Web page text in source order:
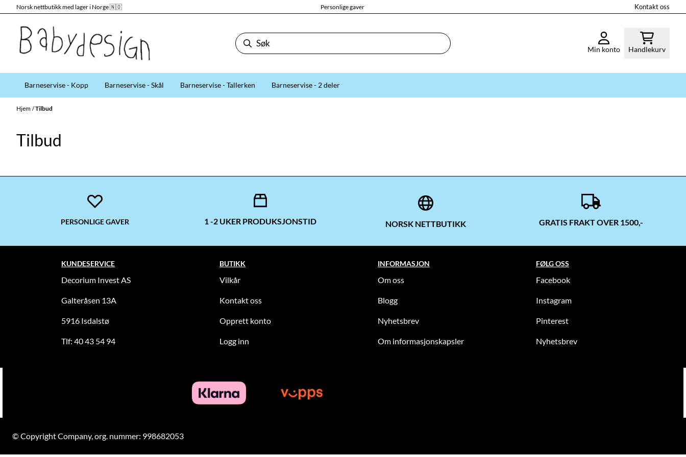
Hopp til innhold
Norsk nettbutikk med lager i Norge 🇳🇴 Personlige gaver Kontakt oss
Min konto Handlekurv
Barneservise - Kopp Barneservise - Skål Barneservise - Tallerken Barneservise - 2 deler
Hjem /Tilbud
Tilbud
PERSONLIGE GAVER 1 -2 UKER PRODUKSJONSTID NORSK NETTBUTIKK GRATIS FRAKT OVER 1500,-
KUNDESERVICE
Decorium Invest AS
Galteråsen 13A
5916 Isdalstø
Tlf: 40 43 54 94
BUTIKK
Vilkår
Kontakt oss
Opprett konto
Logg inn
INFORMASJON
Om oss
Blogg
Nyhetsbrev
Om informasjonskapsler
FØLG OSS
Facebook
Instagram
Pinterest
Nyhetsbrev
© Copyright Company, org. nummer: 998682053